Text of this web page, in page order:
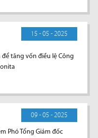
15 - 05 - 2025
để tăng vốn điều lệ Công
09 - 05 - 2025
Phó Tổng Giám đốc